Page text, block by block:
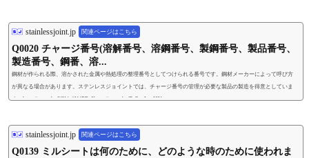
stainlessjoint.jp 関連ページはこちら
Q0020 チャージ番号(溶解番号、溶鋼番号、製鋼番号、製品番号、
製造番号、鋼番、溶...
鋼材が作られる際、溶かされた金属や熱処理の整理番号としてつけられる番号です。鋼材メーカーによって呼び方
が異なる場合があります。ステンレスジョイントでは、チャージ番号の管理が必要な製品の製造を得意としていま
す。https://youtu.be/UN4e1V4BEu8https://youtu.be/DtG_uImuI8U
stainlessjoint.jp 関連ページはこちら
Q0139 ミルシートは何のために、どのような時のために使われま